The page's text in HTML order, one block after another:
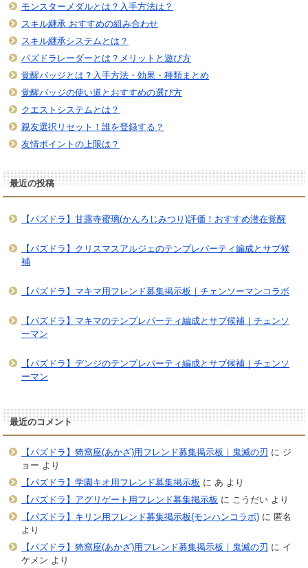
モンスターメダルとは？入手方法は？
スキル継承 おすすめの組み合わせ
スキル継承システムとは？
パズドラレーダーとは？メリットと遊び方
覚醒バッジとは？入手方法・効果・種類まとめ
覚醒バッジの使い道とおすすめの選び方
クエストシステムとは？
親友選択リセット！誰を登録する？
友情ポイントの上限は？
最近の投稿
【パズドラ】甘露寺蜜璃(かんろじみつり)評価！おすすめ潜在覚醒
【パズドラ】クリスマスアルジェのテンプレパーティ編成とサブ候
補
【パズドラ】マキマ用フレンド募集掲示板｜チェンソーマンコラボ
【パズドラ】マキマのテンプレパーティ編成とサブ候補｜チェンソ
ーマン
【パズドラ】デンジのテンプレパーティ編成とサブ候補｜チェンソ
ーマン
最近のコメント
【パズドラ】猗窩座(あかざ)用フレンド募集掲示板｜鬼滅の刃 に ジ
ョー より
【パズドラ】学園キオ用フレンド募集掲示板 に あ より
【パズドラ】アグリゲート用フレンド募集掲示板 に こうだいより
【パズドラ】キリン用フレンド募集掲示板(モンハンコラボ)に 匿名
より
【パズドラ】猗窩座(あかざ)用フレンド募集掲示板｜鬼滅の刃 に イ
ケメン より